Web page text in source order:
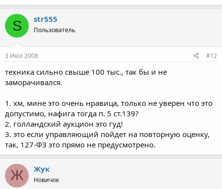
S str555
Пользователь
3 Июл 2008 #12
техника сильно свыше 100 тыс., так бы и не
заморачивался.
1. хм, мине это очень нравица, только не уверен что это
допустимо, нафига тогда п. 5 ст.139?
2. голландский аукцион это гуд!
3. это если управляющий пойдет на повторную оценку,
так, 127-ФЗ это прямо не предусмотрено.
Ж Жук
Новичок